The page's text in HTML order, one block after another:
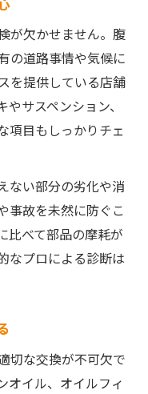
が欠かせません。腹
の道路事情や気候に
を提供している店舗
サスペンション、
項目もしっかりチェ
ない部分の劣化や消
事故を未然に防ぐこ
比べて部品の摩耗が
なプロによる診断は
切な交換が不可欠で
オイル、オイルフィ